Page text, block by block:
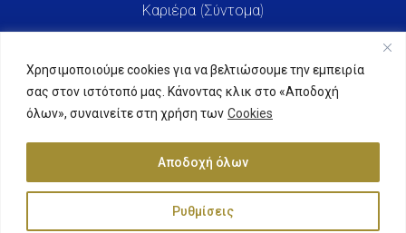
Χρησιμοποιούμε cookies για να βελτιώσουμε την εμπειρία
σας στον ιστότοπό μας. Κάνοντας κλικ στο «Αποδοχή
όλων», συναινείτε στη χρήση των Cookies
Ρυθμίσεις
Αποδοχή όλων
Καριέρα (Σύντομα)